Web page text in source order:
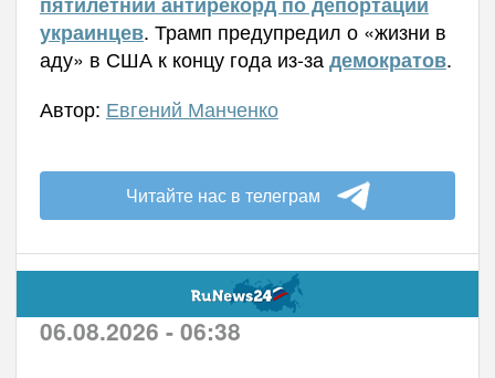
украинцев. Трамп предупредил о «жизни в
аду» в США к концу года из-задемократов.
Автор: Евгений Манченко
Читайте нас в телеграм
06.08.2026 - 06:38